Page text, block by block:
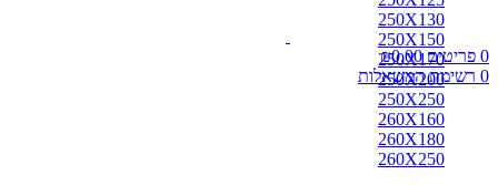
0 פריטים ₪0.00
0 רשימת המשאלות
250X130
250X150
250X170
250X200
250X250
260X160
260X180
260X250
אבאדה
אובוסון
אוזבקי
איספהאן
אנגלי
אפגן
ארדביל
באלוצי